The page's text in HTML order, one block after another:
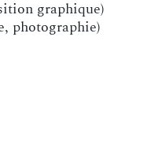
graphique)
photographie)